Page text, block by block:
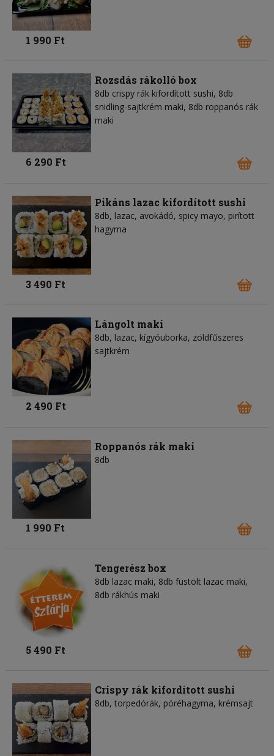
1 990 Ft
Rozsdás rákolló box
8db crispy rák kifordított sushi, 8db
snidling-sajtkrém maki, 8db roppanós rák
maki
6 290 Ft
Pikáns lazac kifordított sushi
8db, lazac, avokádó, spicy mayo, pirított
hagyma
3 490 Ft
Lángolt maki
8db, lazac, kígyóuborka, zöldfűszeres
sajtkrém
2 490 Ft
Roppanós rák maki
8db
1 990 Ft
Tengerész box
8db lazac maki, 8db füstölt lazac maki,
8db rákhús maki
5 490 Ft
Crispy rák kifordított sushi
8db, torpedórák, póréhagyma, krémsajt